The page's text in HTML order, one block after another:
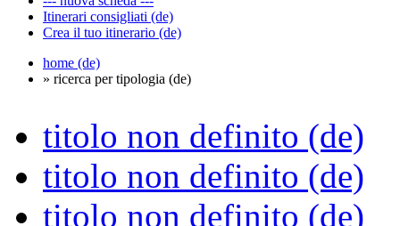
Itinerari consigliati (de)
Crea il tuo itinerario (de)
home (de)
» ricerca per tipologia (de)
titolo non definito (de)
titolo non definito (de)
titolo non definito (de)